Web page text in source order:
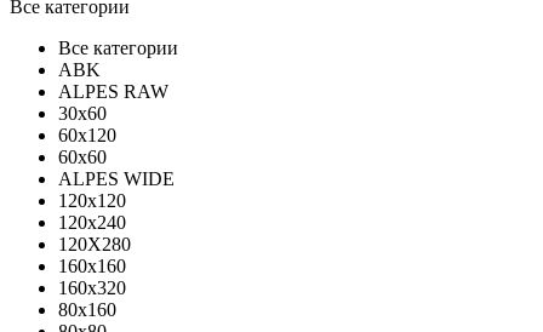
Все категории
Все категории
ABK
ALPES RAW
30x60
60x120
60x60
ALPES WIDE
120x120
120x240
120X280
160x160
160x320
80x160